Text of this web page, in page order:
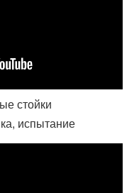
стойки
испытание